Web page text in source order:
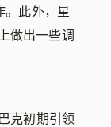
。此外，星
做出一些调
克初期引领